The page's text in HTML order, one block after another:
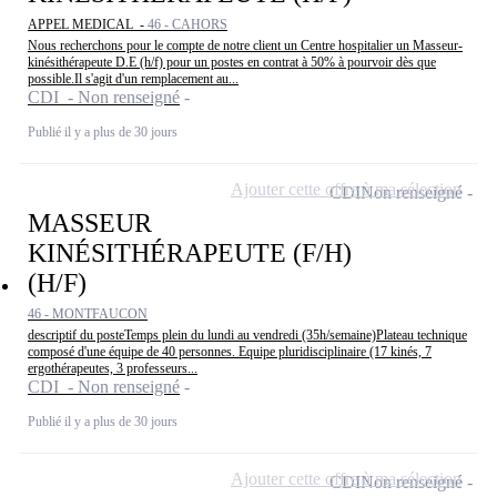
APPEL MEDICAL - 46 - CAHORS
Nous recherchons pour le compte de notre client un Centre hospitalier un Masseur-
kinésithérapeute D.E (h/f) pour un postes en contrat à 50% à pourvoir dès que
possible.Il s'agit d'un remplacement au...
CDI - Non renseigné
Publié il y a plus de 30 jours
MASSEUR
KINÉSITHÉRAPEUTE (F/H)
(H/F)
46 - MONTFAUCON
descriptif du posteTemps plein du lundi au vendredi (35h/semaine)Plateau technique
composé d'une équipe de 40 personnes. Equipe pluridisciplinaire (17 kinés, 7
ergothérapeutes, 3 professeurs...
CDI - Non renseigné
Publié il y a plus de 30 jours
CDINon renseigné
Ajouter cette offre à ma sélection
CDINon renseigné
Ajouter cette offre à ma sélection